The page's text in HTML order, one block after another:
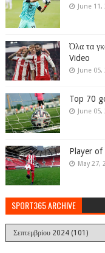
June 11,
Όλα τα
Video
June 05,
Top 70
June 05,
Player
May 27,
SPORT365 ARCHIVE